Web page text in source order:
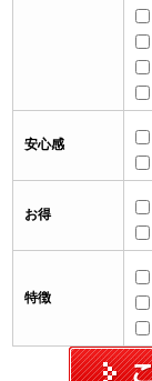
安心感
お得
特徴